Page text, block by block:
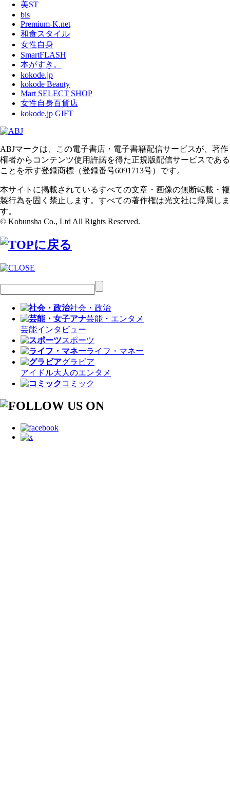
美ST
bis
Premium-K.net
和食スタイル
女性自身
SmartFLASH
本がすき。
kokode.jp
kokode Beauty
Mart SELECT SHOP
女性自身百貨店
kokode.jp GIFT
ABJマークは、この電子書店・電子書籍配信サービスが、著作
権者からコンテンツ使用許諾を得た正規版配信サービスである
ことを示す登録商標（登録番号6091713号）です。
本サイトに掲載されているすべての文章・画像の無断転載・複
製行為を固く禁止します。すべての著作権は光文社に帰属しま
す。
© Kobunsha Co., Ltd All Rights Reserved.
社会・政治
芸能・エンタメ
芸能インタビュー
スポーツ
ライフ・マネー
グラビア
アイドル大人のエンタメ
コミック